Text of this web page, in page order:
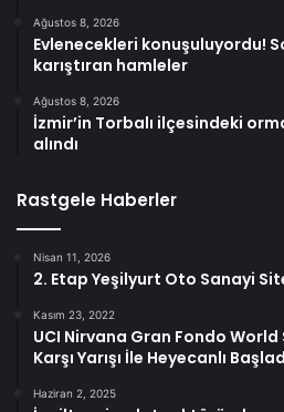
Ağustos 8, 2026
Evlenecekleri konuşuluyordu!
karıştıran hamleler
Ağustos 8, 2026
İzmir’in Torbalı ilçesindeki
alındı
Rastgele Haberler
Nisan 11, 2026
2. Etap Yeşilyurt Oto Sanayi
Kasım 23, 2022
UCI Nirvana Gran Fondo
Karşı Yarışı İle Heyecanlı
Haziran 2, 2025